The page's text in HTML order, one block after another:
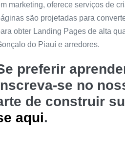
marketing, oferece serviços de
são projetadas para
obter Landing Pages de alta
do Piauí e arredores.
preferir
se no
de construir
aqui.